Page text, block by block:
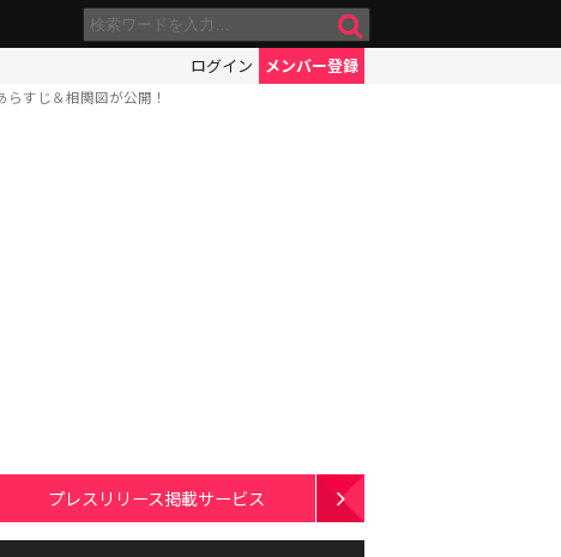
ログイン メンバー登録
すじ＆相関図が公開！
プレスリリース掲載サービス